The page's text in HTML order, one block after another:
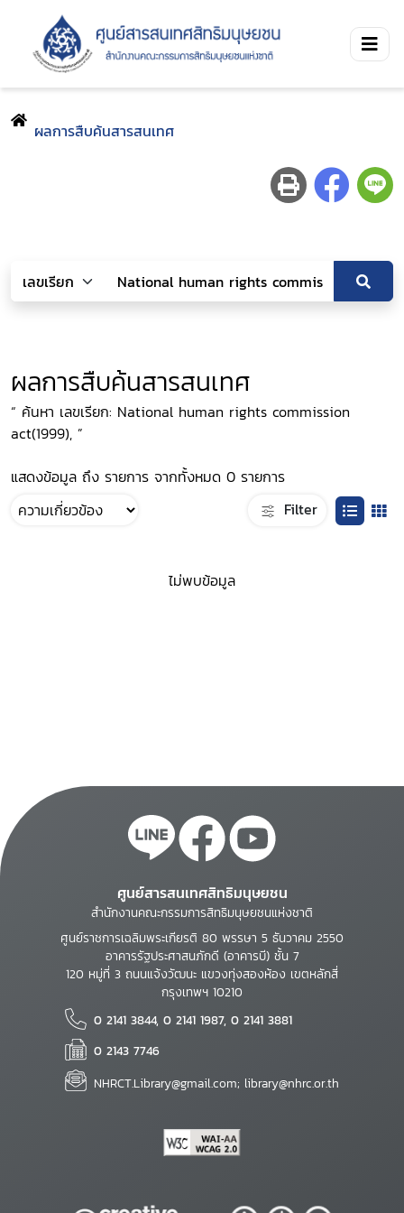
ผลการสืบค้นสารสนเทศ
ผลการสืบค้นสารสนเทศ
“ ค้นหา เลขเรียก: National human rights commission
act(1999), ”
แสดงข้อมูล ถึง รายการ จากทั้งหมด 0 รายการ
Filter
ไม่พบข้อมูล
ศูนย์สารสนเทศสิทธิมนุษยชน
สำนักงานคณะกรรมการสิทธิมนุษยชนแห่งชาติ
ศูนย์ราชการเฉลิมพระเกียรติ 80 พรรษา 5 ธันวาคม 2550
อาคารรัฐประศาสนภักดี (อาคารบี) ชั้น 7
120 หมู่ที่ 3 ถนนแจ้งวัฒนะ แขวงทุ่งสองห้อง เขตหลักสี่
กรุงเทพฯ 10210
0 2141 3844, 0 2141 1987, 0 2141 3881
0 2143 7746
NHRCT.Library@gmail.com; library@nhrc.or.th